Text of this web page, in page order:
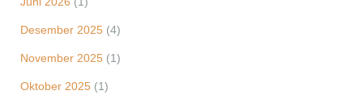
Desember 2025 (4)
November 2025 (1)
Oktober 2025 (1)